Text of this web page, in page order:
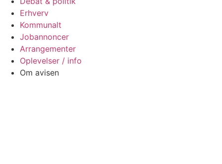
Erhverv
Kommunalt
Jobannoncer
Arrangementer
Oplevelser / info
Om avisen